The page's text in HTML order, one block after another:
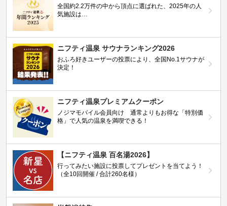
全国約2.2万件の中から頂点に選ばれた、2025年の人
気施設は…
ニフティ温泉 サウナランキング2026
おふろ好きユーザーの投票により、全国No.1サウナが
決定！
ニフティ温泉プレミアムクーポン
ノジマモバイル会員向け 通常よりもお得な「特別価
格」で人気の温泉を満喫できる！
【ニフティ温泉 百名湯2026】
行ってみたい施設に投票してプレゼントを当てよう！
（全10回開催 / 合計260名様）